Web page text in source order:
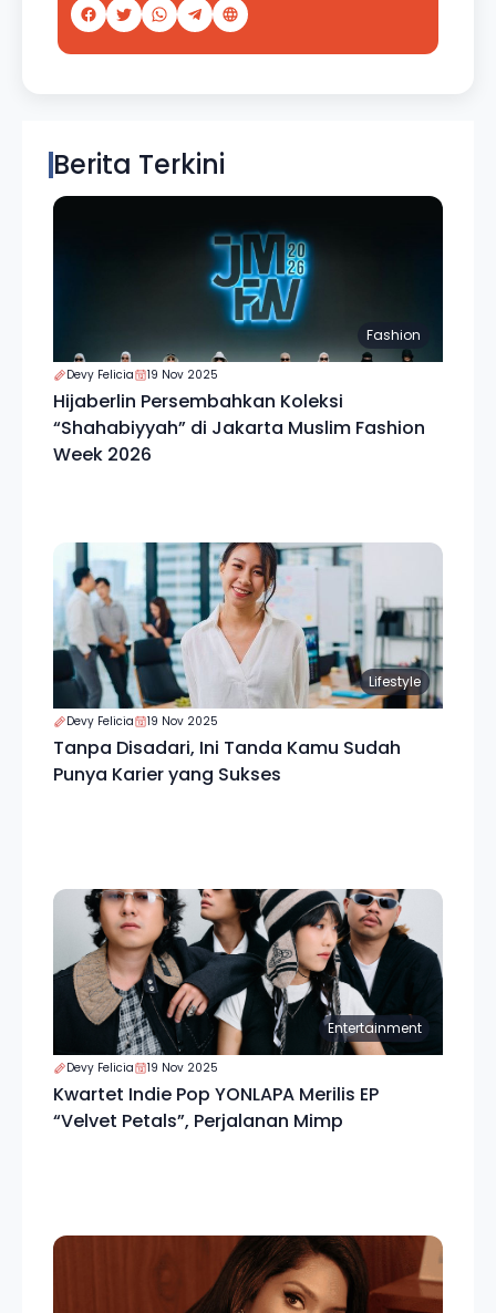
Berita Terkini
Fashion
Devy Felicia 19 Nov 2025
Hijaberlin Persembahkan Koleksi
“Shahabiyyah” di Jakarta Muslim Fashion
Week 2026
Lifestyle
Devy Felicia 19 Nov 2025
Tanpa Disadari, Ini Tanda Kamu Sudah
Punya Karier yang Sukses
Entertainment
Devy Felicia 19 Nov 2025
Kwartet Indie Pop YONLAPA Merilis EP
“Velvet Petals”, Perjalanan Mimp